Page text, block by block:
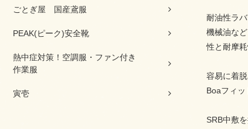
ごとぎ屋 国産鳶服
PEAK(ピーク)安全靴
熱中症対策！空調服・ファン付き
作業服
寅壱
耐油性ラ
機械油な
性と耐摩
容易に着
Boaフィッ
SRB中敷